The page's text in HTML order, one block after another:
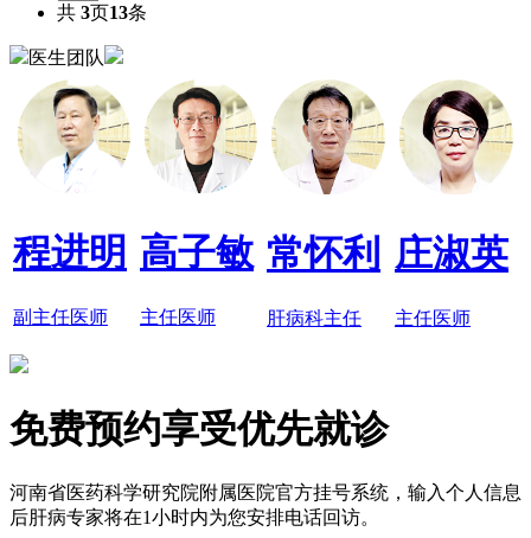
共 3页13条
医生团队
程进明
副主任医师
高子敏
主任医师
常怀利
肝病科主任
庄淑英
主任医师
免费预约享受优先就诊
河南省医药科学研究院附属医院官方挂号系统，输入个人信息
后肝病专家将在1小时内为您安排电话回访。